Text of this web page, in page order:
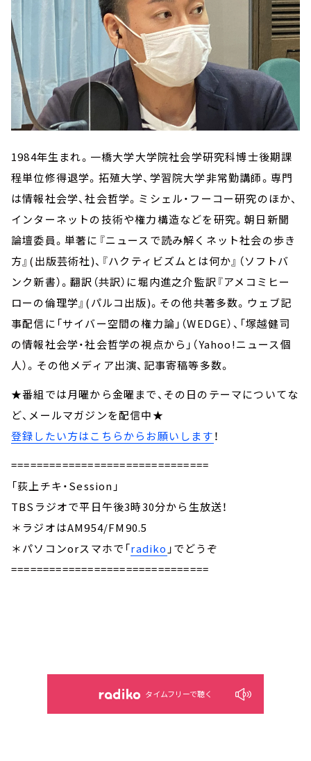
1984年生まれ。一橋大学大学院社会学研究科博士後期課
程単位修得退学。拓殖大学、学習院大学非常勤講師。専門
は情報社会学、社会哲学。ミシェル・フーコー研究のほか、
インターネットの技術や権力構造などを研究。朝日新聞
論壇委員。単著に『ニュースで読み解くネット社会の歩き
方』(出版芸術社)、『ハクティビズムとは何か』（ソフトバ
ンク新書）。翻訳（共訳）に堀内進之介監訳『アメコミヒー
ローの倫理学』(パルコ出版)。その他共著多数。ウェブ記
事配信に「サイバー空間の権力論」（WEDGE）、「塚越健司
の情報社会学・社会哲学の視点から」（Yahoo!ニュース個
人）。その他メディア出演、記事寄稿等多数。
★番組では月曜から金曜まで、その日のテーマについてな
ど、メールマガジンを配信中★
登録したい方はこちらからお願いします！
===============================
「荻上チキ・Session」
TBSラジオで平日午後3時30分から生放送！
＊ラジオはAM954/FM90.5
＊パソコンorスマホで「radiko 」でどうぞ
===============================
タイムフリーで聴く